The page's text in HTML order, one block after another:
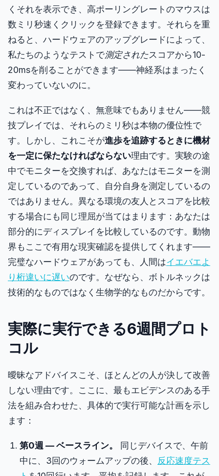
くそれを表示でき、高ポーリングレートのマウスは
数ミリ秒速くクリックを登録できます。それらを重
ねると、ハードウェアのアップグレードによって、
私たちのようなテストで測定されたスコアから10-
20msを削ることができます――神経系はまったく
変わっていないのに。
これは不正ではなく、無意味でもありません――競
技プレイでは、それらのミリ秒は本物の優位性で
す。しかし、これこそが進歩を追跡するときに機材
を一定に保たなければならない理由です。実験の途
中でモニターを交換すれば、あなたはモニターを測
定しているのであって、自分自身を測定しているの
ではありません。異なる環境の友人とスコアを比較
する場合にも同じ理屈が当てはまります：あなたは
部分的にディスプレイを比較しているのです。動物
界もここで有用な現実確認を提供してくれます――
完璧なハードウェアがあっても、人間はイエバエよ
り桁違いに遅いのです。なぜなら、ボトルネックは
技術的なものではなく生物学的なものだからです。
実際に実行できる6週間プロト
コル
曖昧なアドバイスこそ、ほとんどの人が決して改善
しない理由です。ここに、最もエビデンスのある手
法を組み合わせた、具体的で実行可能な計画を示し
ます：
第0週 — ベースライン。
同じデバイスで、午前
中に、3回のウォームアップの後、 反応速度テス